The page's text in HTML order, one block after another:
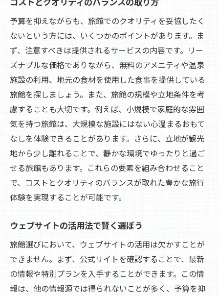
予算を抑えながらも、旅館でのクオリティを妥協したく
ないという方には、いくつかのポイントがあります。ま
ず、注意すべきは提供されるサービスの内容です。リー
ズナブルな価格でありながら、無料のアメニティや温泉
施設の利用、地元の食材を使用した食事を提供している
旅館を探しましょう。また、旅館の規模や立地条件を考
慮することも大切です。例えば、小規模で家庭的な雰囲
気を持つ旅館は、大規模な施設にはない心温まるおもて
なしを体験できることがあります。さらに、立地が観光
地から少し離れることで、静かな環境でゆったりと過ご
せる旅館もあります。これらの要素を組み合わせること
で、コストとクオリティのバランスが取れた豊かな旅行
体験を実現することが可能です。
ウェブサイトの活用法で賢く選ぼう
旅館選びにおいて、ウェブサイトの活用は欠かすことが
できません。まず、公式サイトを確認することで、最新
の情報や特別プランを入手することができます。この情
報は、他の情報源では得られないことが多く、予算を抑